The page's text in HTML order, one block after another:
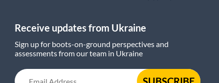
Receive updates from Ukraine
Sign up for boots-on-ground perspectives and
assessments from our team in Ukraine